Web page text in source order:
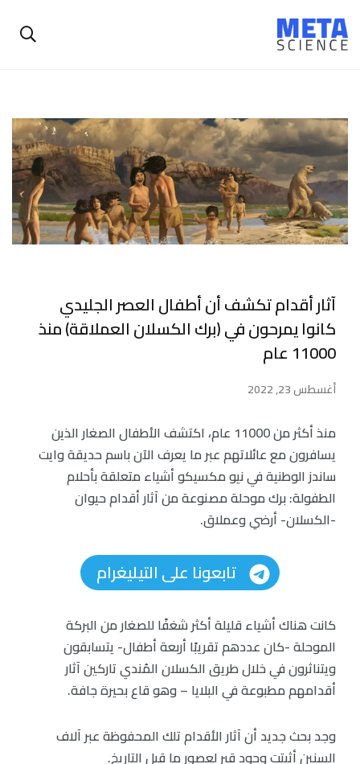
آثار أقدام تكشف أن أطفال العصر الجليدي
كانوا يمرحون في (برك الكسلان العملاقة) منذ
11000 عام
أغسطس 23, 2022
منذ أكثر من 11000 عام، اكتشف الأطفال الصغار الذين
يسافرون مع عائلاتهم عبر ما يعرف الآن باسم حديقة وايت
ساندز الوطنية في نيو مكسيكو أشياء متعلقة بأحلام
الطفولة: برك موحلة مصنوعة من آثار أقدام حيوان
-الكسلان- أرضي وعملاق.
تابعونا على التيليغرام
كانت هناك أشياء قليلة أكثر شغفًا للصغار من البركة
الموحلة -كان عددهم تقريبًا أربعة أطفال- يتسابقون
ويتناثرون في خلال طريق الكسلان المُندي تاركين آثار
أقدامهم مطبوعة في البلايا – وهو قاع بحيرة جافة.
وجد بحث جديد أن آثار الأقدام تلك المحفوظة عبر آلاف
السنين أثبتت وجود قبر لعصور ما قبل التاريخ.